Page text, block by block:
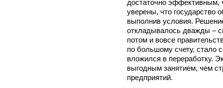
достаточно эффективным,
уверены, что государство
выполнив условия.
откладывалось дважды –
потом и вовсе
по большому счету, стало
вложился в переработку.
выгодным занятием, чем
предприятий.